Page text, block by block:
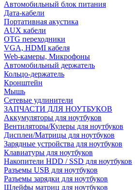
Автомобильный блок питания
Дата-кабели
Портативная акустика
AUX кабели
OTG переходники
VGA, HDMI кабеля
Web-камеры, Микрофоны
Автомобильный держатель
Кольцо-держатель
Кронштейн
Мышь
Сетевые удлинители
ЗАПЧАСТИ ДЛЯ НОУТБУКОВ
Аккумуляторы для ноутбуков
Вентиляторы/Кулеры для ноутбуков
Дисплеи/Матрицы для ноутбуков
Зарядные устройства для ноутбуков
Клавиатуры для ноутбуков
Накопители HDD / SSD для ноутбуков
Разъемы USB для ноутбуков
Разъемы зарядки для ноутбуков
Шлейфы матриц для ноутбуков